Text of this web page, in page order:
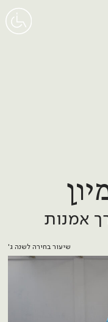
אמנות
שיעור בחירה לשנה ג'